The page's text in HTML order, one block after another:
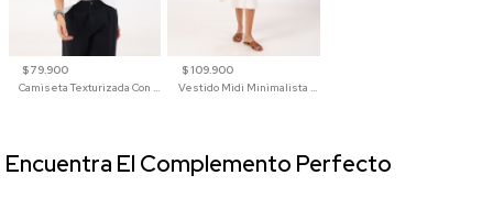
$ 79.900
$ 109.900
Encuentra El Complemento Perfecto